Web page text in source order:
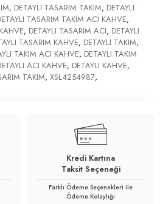
, DETAYLI TASARIM TAKIM, DETAYLI
TASARIM TAKIM ACI KAHVE,
, DETAYLI TASARIM ACI, DETAYLI
TASARIM KAHVE, DETAYLI TAKIM,
TAKIM ACI KAHVE, DETAYLI TAKIM
ACI KAHVE, DETAYLI KAHVE,
TAKIM, XSL4254987,
Kredi Kartına
Taksit Seçeneği
Farklı Ödeme Seçenekleri ile
Ödeme Kolaylığı